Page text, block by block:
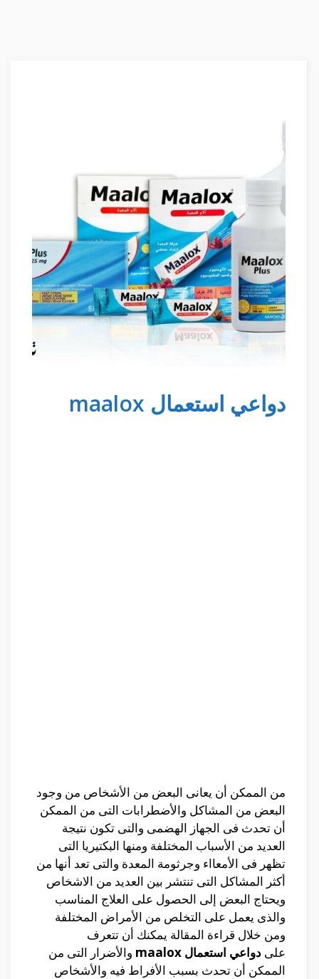
دواعي استعمال maalox
من الممكن أن يعانى البعض من الأشخاص من وجود
البعض من المشاكل والأضطرابات التى من الممكن
أن تحدث فى الجهاز الهضمى والتى تكون نتيجة
العديد من الأسباب المختلفة ومنها البكتيريا التى
تظهر فى الأمعااء وجرثومة المعدة والتى تعد أنها من
أكثر المشاكل التى تنتشر بين العديد من الاشخاص
ويحتاج البعض إلى الحصول على العلاج المناسب
والذى يعمل على التخلص من الأمراض المختلفة
ومن خلال قراءة المقالة يمكنك أن تتعرف
على دواعي استعمال maalox
والأضرار التى من
الممكن أن تحدث بسبب الأفراط فيه والأشخاص